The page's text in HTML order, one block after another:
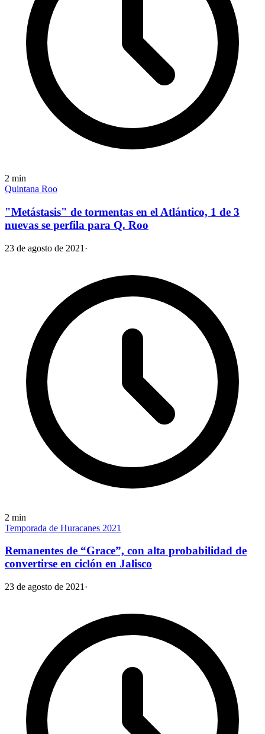
2 min
Quintana Roo
"Metástasis" de tormentas en el Atlántico, 1 de 3
nuevas se perfila para Q. Roo
23 de agosto de 2021 ·
2 min
Temporada de Huracanes 2021
Remanentes de “Grace”, con alta probabilidad de
convertirse en ciclón en Jalisco
23 de agosto de 2021 ·